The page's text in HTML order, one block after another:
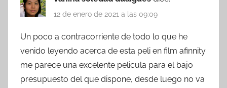
12 de enero de 2021 a las 09:09
Un poco a contracorriente de todo lo que he
venido leyendo acerca de esta peli en film afinnity
me parece una excelente pelicula para el bajo
presupuesto del que dispone, desde luego no va